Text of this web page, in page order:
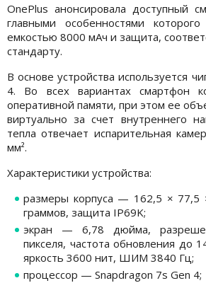
OnePlus анонсировала доступный
главными особенностями которого
емкостью 8000 мАч и защита,
стандарту.
В основе устройства используется
4. Во всех вариантах смартфон
оперативной памяти, при этом ее
виртуально за счет внутреннего
тепла отвечает испарительная
мм².
Характеристики устройства:
размеры корпуса — 162,5 × 77,5
граммов, защита IP69K;
экран — 6,78 дюйма,
пикселя, частота обновления до
яркость 3600 нит, ШИМ 3840 Гц;
процессор — Snapdragon 7s Gen 4;